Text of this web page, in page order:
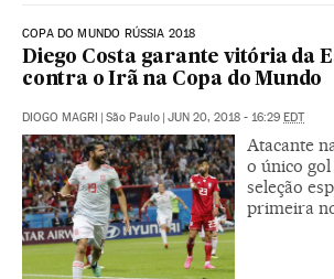
COPA DO MUNDO RÚSSIA 2018
Diego Costa garante vitória da
contra o Irã na Copa do Mundo
DIOGO MAGRI | São Paulo | JUN 20, 2018 - 16:29 EDT
Atacante
o único
seleção
primeira